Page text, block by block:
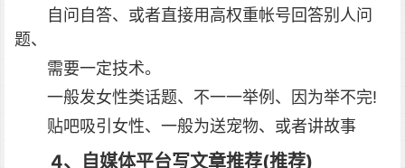
自问自答、或者直接用高权重帐号回答别人问
题、
需要一定技术。
一般发女性类话题、不一一举例、因为举不完!
贴吧吸引女性、一般为送宠物、或者讲故事
4、自媒体平台写文章推荐(推荐)